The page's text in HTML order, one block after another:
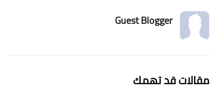
Guest Blogger
مقالات قد تهمك